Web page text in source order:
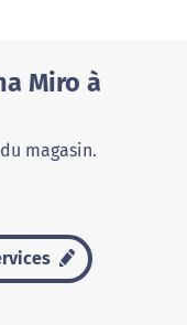
Miro à
magasin.